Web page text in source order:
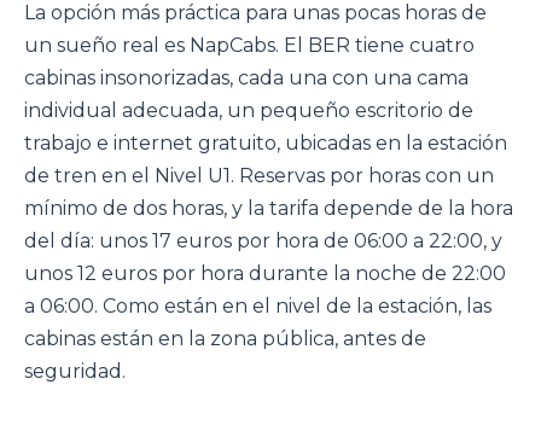
La opción más práctica para unas pocas horas de
un sueño real es NapCabs. El BER tiene cuatro
cabinas insonorizadas, cada una con una cama
individual adecuada, un pequeño escritorio de
trabajo e internet gratuito, ubicadas en la estación
de tren en el Nivel U1. Reservas por horas con un
mínimo de dos horas, y la tarifa depende de la hora
del día: unos 17 euros por hora de 06:00 a 22:00, y
unos 12 euros por hora durante la noche de 22:00
a 06:00. Como están en el nivel de la estación, las
cabinas están en la zona pública, antes de
seguridad.